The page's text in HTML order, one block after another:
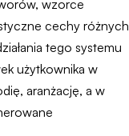
wzorce
cechy różnych
tego systemu
użytkownika w
aranżację, a w